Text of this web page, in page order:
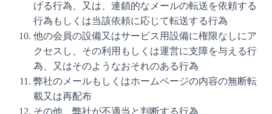
げる行為、又は、連鎖的なメールの転送を依頼する
行為もしくは当該依頼に応じて転送する行為
他の会員の設備又はサービス用設備に権限なしにア
クセスし、その利用もしくは運営に支障を与える行
為、又はそのようなおそれのある行為
弊社のメールもしくはホームページの内容の無断転
載又は再配布
その他、弊社が不適当と判断する行為